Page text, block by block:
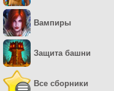
Вампиры
Защита башни
Все сборники